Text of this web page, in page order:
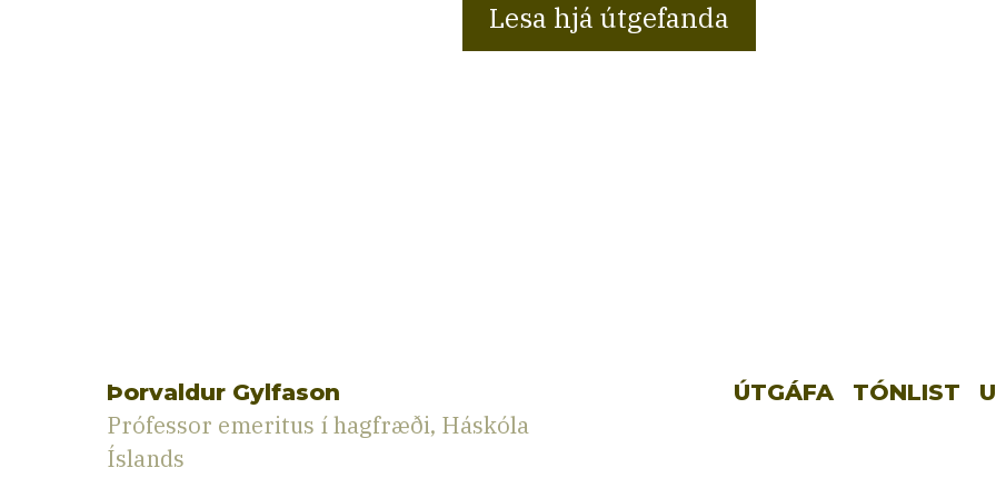
Lesa hjá útgefanda
Þorvaldur Gylfason
Prófessor emeritus í hagfræði, Háskóla
Íslands
ÚTGÁFA TÓNLIST